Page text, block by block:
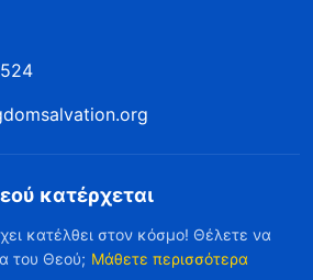
κατέρχεται
κατέλθει στον κόσμο! Θέλετε να
του Θεού; Μάθετε περισσότερα